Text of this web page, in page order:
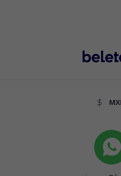
Bartolome Colon, Las
Monterrey, Nuevo León